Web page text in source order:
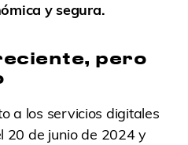
y segura.
pero
a los servicios digitales
20 de junio de 2024 y